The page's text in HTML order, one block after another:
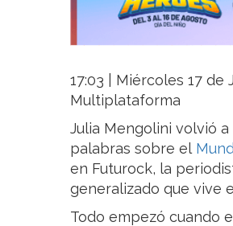
17:03 | Miércoles 17 de
Multiplataforma
Julia Mengolini volvió
palabras sobre el
en Futurock, la
generalizado que vive
Todo empezó cuando